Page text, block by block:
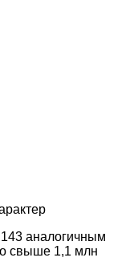
аналогичным
свыше 1,1 млн